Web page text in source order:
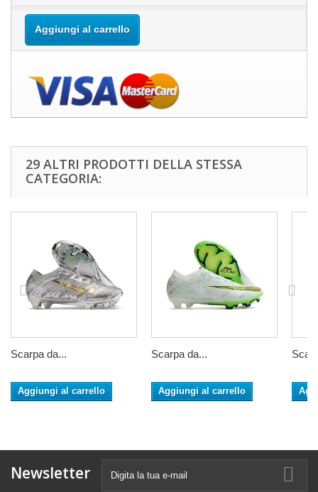
Aggiungi al carrello
29 ALTRI PRODOTTI DELLA STESSA
CATEGORIA:
Scarpa da...
Aggiungi al carrello
Scarpa da...
Aggiungi al carrello
Newsletter